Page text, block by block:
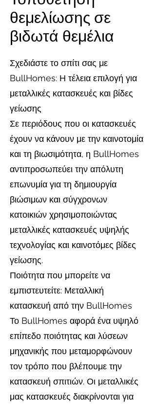
θεμελίωσης σε
βιδωτά θεμέλια
Σχεδιάστε το σπίτι σας με
BullHomes: Η τέλεια επιλογή για
μεταλλικές κατασκευές και βίδες
γείωσης
Σε περιόδους που οι κατασκευές
έχουν να κάνουν με την καινοτομία
και τη βιωσιμότητα, η BullHomes
αντιπροσωπεύει την απόλυτη
επωνυμία για τη δημιουργία
βιώσιμων και σύγχρονων
κατοικιών χρησιμοποιώντας
μεταλλικές κατασκευές υψηλής
τεχνολογίας και καινοτόμες βίδες
γείωσης.
Ποιότητα που μπορείτε να
εμπιστευτείτε: Μεταλλική
κατασκευή από την BullHomes
Το BullHomes αφορά ένα υψηλό
επίπεδο ποιότητας και λύσεων
μηχανικής που μεταμορφώνουν
τον τρόπο που βλέπουμε την
κατασκευή σπιτιών. Οι μεταλλικές
μας κατασκευές διακρίνονται για